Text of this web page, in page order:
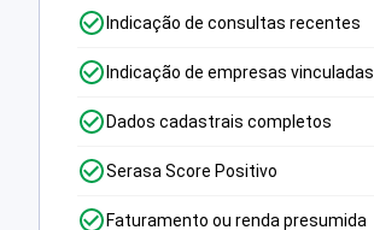
Indicação de consultas recentes
Indicação de empresas vinculadas
Dados cadastrais completos
Serasa Score Positivo
Faturamento ou renda presumida